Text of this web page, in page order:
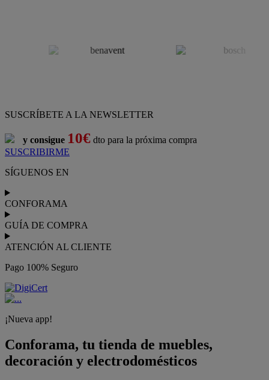
SUSCRÍBETE A LA NEWSLETTER
y consigue 10€ dto para la próxima compra
SUSCRIBIRME
SÍGUENOS EN
CONFORAMA
GUÍA DE COMPRA
ATENCIÓN AL CLIENTE
Pago 100% Seguro
¡Nueva app!
Conforama, tu tienda de muebles,
decoración y electrodomésticos